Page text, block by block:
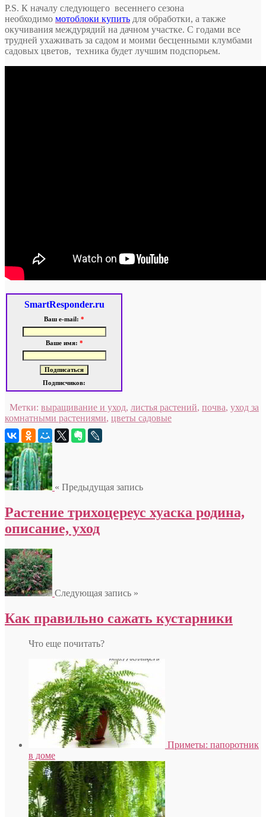
P.S. К началу следующего весеннего сезона
необходимо мотоблоки купить для обработки, а также
окучивания междурядий на дачном участке. С годами все
трудней ухаживать за садом и моими бесценными клумбами
садовых цветов, техника будет лучшим подспорьем.
SmartResponder.ru
Ваш e-mail: *
Ваше имя: *
Подписчиков:
Метки: выращивание и уход, листья растений, почва, уход за
комнатными растениями, цветы садовые
« Предыдущая запись
Растение трихоцереус хуаска родина,
описание, уход
Следующая запись »
Как правильно сажать кустарники
Что еще почитать?
Приметы: папоротник
в доме